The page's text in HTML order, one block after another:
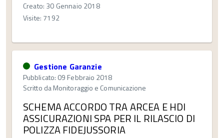
Creato: 30 Gennaio 2018
Visite: 7192
Gestione Garanzie
Pubblicato: 09 Febbraio 2018
Scritto daMonitoraggio e Comunicazione
SCHEMA ACCORDO TRA ARCEA E HDI
ASSICURAZIONI SPA PER IL RILASCIO DI
POLIZZA FIDEJUSSORIA